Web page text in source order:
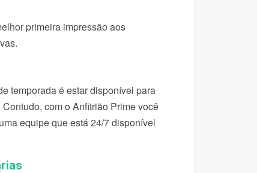
primeira impressão aos
temporada é estar disponível para
com o Anfitrião Prime você
equipe que está 24/7 disponível